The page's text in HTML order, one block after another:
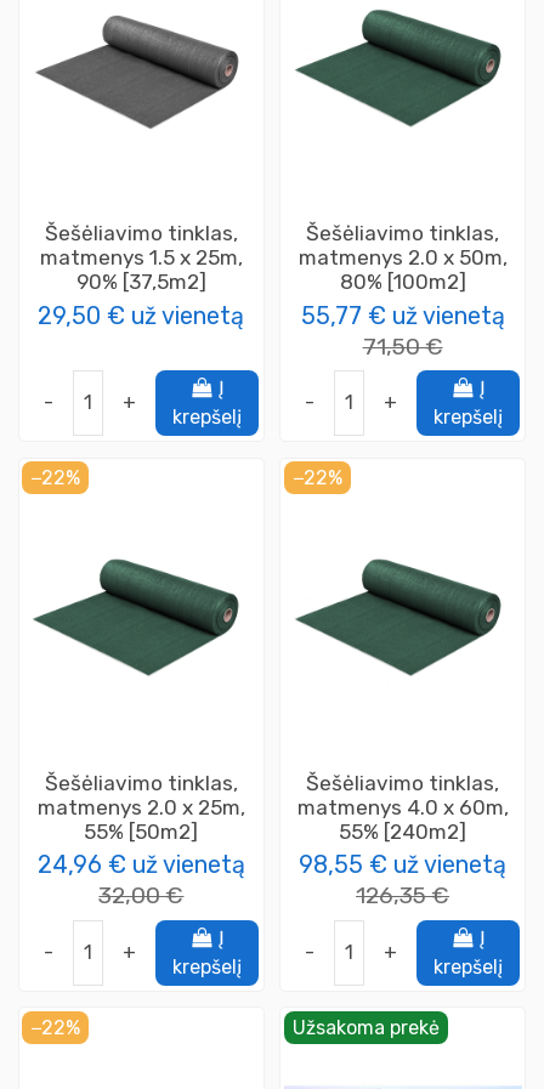
Šešėliavimo tinklas,
matmenys 1.5 x 25m,
90% [37,5m2]
29,50 € už vienetą
- +
Į
krepšelį
Šešėliavimo tinklas,
matmenys 2.0 x 50m,
80% [100m2]
55,77 € už vienetą
71,50 €
- +
Į
krepšelį
−22%
Šešėliavimo tinklas,
matmenys 2.0 x 25m,
55% [50m2]
24,96 € už vienetą
32,00 €
- +
Į
krepšelį
−22%
Šešėliavimo tinklas,
matmenys 4.0 x 60m,
55% [240m2]
98,55 € už vienetą
126,35 €
- +
Į
krepšelį
−22% Užsakoma prekė